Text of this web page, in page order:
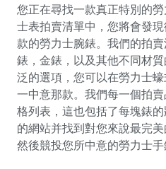
您正在尋找一款真正特別的
士表拍賣清單中，您將會發
款的勞力士腕錶。我們的拍
錶，金錶，以及其他不同材
泛的選項，您可以在勞力士
一中意那款。我們每一個拍
格列表，這也包括了每塊錶
的網站并找到對您來說最完
然後競投您所中意的勞力士手